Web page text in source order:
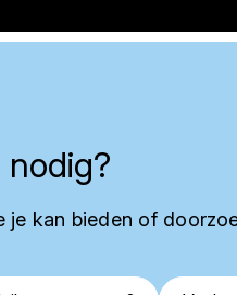
nodig?
kan bieden of